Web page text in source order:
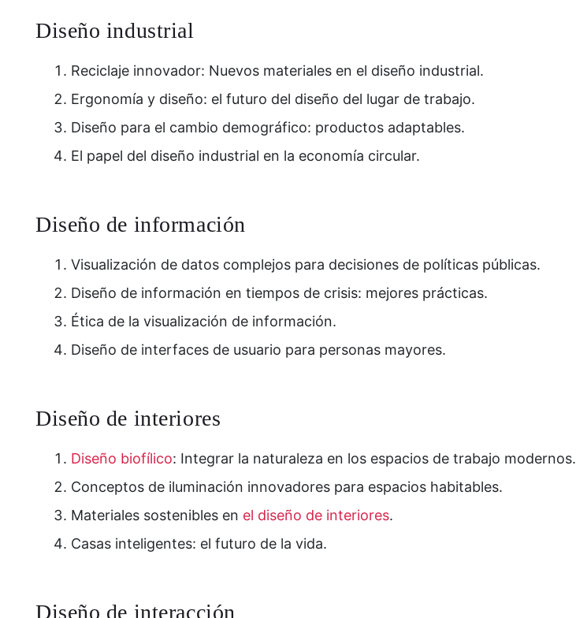
Diseño industrial
Reciclaje innovador: Nuevos materiales en el diseño industrial.
Ergonomía y diseño: el futuro del diseño del lugar de trabajo.
Diseño para el cambio demográfico: productos adaptables.
El papel del diseño industrial en la economía circular.
Diseño de información
Visualización de datos complejos para decisiones de políticas públicas.
Diseño de información en tiempos de crisis: mejores prácticas.
Ética de la visualización de información.
Diseño de interfaces de usuario para personas mayores.
Diseño de interiores
Diseño biofílico: Integrar la naturaleza en los espacios de trabajo modernos.
Conceptos de iluminación innovadores para espacios habitables.
Materiales sostenibles en el diseño de interiores.
Casas inteligentes: el futuro de la vida.
Diseño de interacción